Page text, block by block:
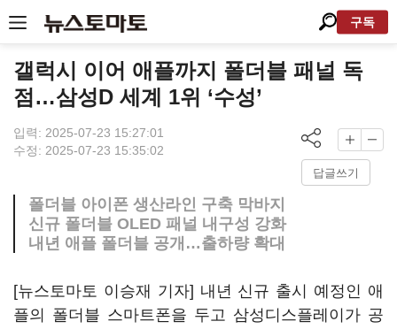
구독
갤럭시 이어 애플까지 폴더블 패널 독
점…삼성D 세계 1위 ‘수성’
입력: 2025-07-23 15:27:01
수정: 2025-07-23 15:35:02
답글쓰기
폴더블 아이폰 생산라인 구축 막바지
신규 폴더블 OLED 패널 내구성 강화
내년 애플 폴더블 공개…출하량 확대
[뉴스토마토 이승재 기자] 내년 신규 출시 예정인 애
플의 폴더블 스마트폰을 두고 삼성디스플레이가 공